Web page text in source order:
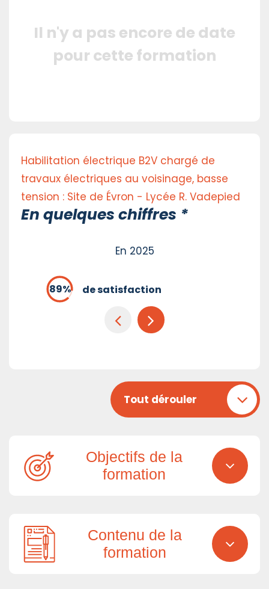
Il n'y a pas encore de date
pour cette formation
Habilitation électrique B2V chargé de
travaux électriques au voisinage, basse
tension : Site de Évron - Lycée R. Vadepied
En quelques chiffres *
En 2025
de satisfaction
Tout dérouler
Objectifs de la
formation
Contenu de la
formation